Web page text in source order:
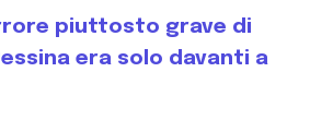
piuttosto grave di
era solo davanti a